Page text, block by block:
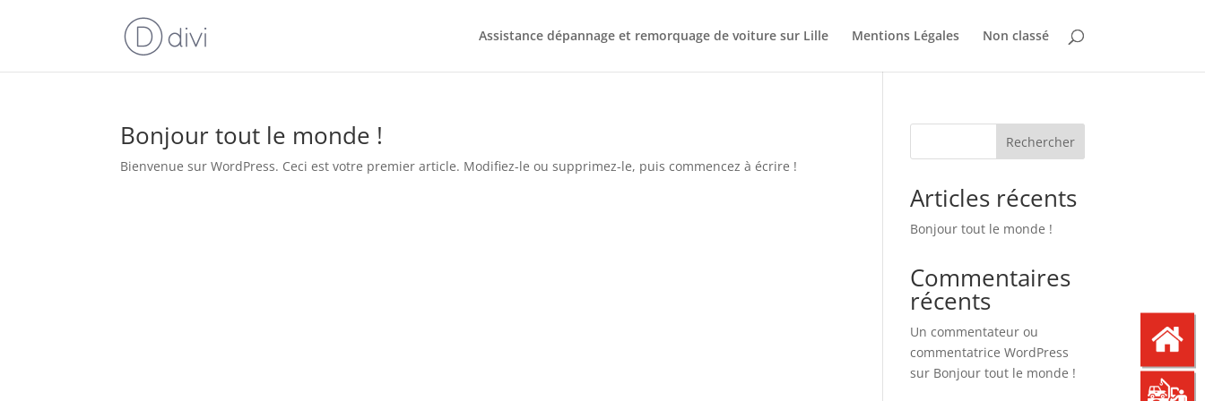
Assistance dépannage et remorquage de voiture sur Lille Mentions Légales Non classé
Bonjour tout le monde !
Bienvenue sur WordPress. Ceci est votre premier article. Modifiez-le ou supprimez-le, puis commencez à écrire !
Rechercher
Articles récents
Bonjour tout le monde !
Commentaires
récents
Un commentateur ou
commentatrice WordPress
sur Bonjour tout le monde !